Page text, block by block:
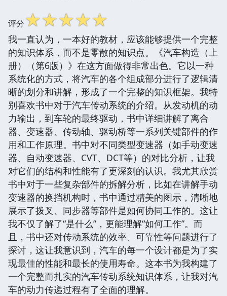
评分☆☆☆☆☆
我一直认为，一本好的教材，应该能够提供一个完整
的知识体系，而不是零散的知识点。《汽车构造（上
册）（第6版）》在这方面做得非常出色。它以一种
系统化的方式，将汽车的各个组成部分进行了逻辑清
晰的划分和讲解，形成了一个完整的知识框架。我特
别喜欢书中对于汽车传动系统的介绍。从发动机的动
力输出，到车轮的最终驱动，书中详细讲解了离合
器、变速器、传动轴、驱动桥等一系列关键部件的作
用和工作原理。书中对不同类型变速器（如手动变速
器、自动变速器、CVT、DCT等）的对比分析，让我
对它们的结构和性能有了更深刻的认识。我尤其欣赏
书中对于一些复杂部件的拆解分析，比如在讲解手动
变速器的换挡机构时，书中通过精美的图示，清晰地
展示了拨叉、同步器等部件是如何协同工作的。这让
我不仅了解了“是什么”，更能理解“如何工作”。而
且，书中还对传动系统的效率、可靠性等问题进行了
探讨，这让我意识到，汽车的每一个设计都是为了实
现最佳的性能和最长的使用寿命。这本书为我构建了
一个完整而扎实的汽车传动系统知识体系，让我对汽
车的动力传递过程有了全面的理解。